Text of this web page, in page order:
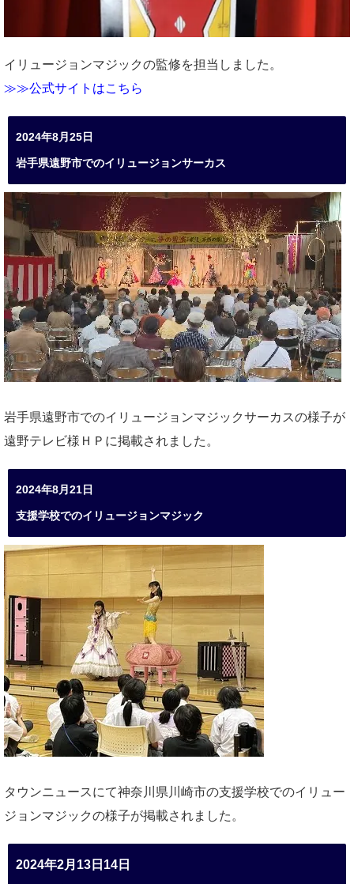
イリュージョンマジックの監修を担当しました。
≫≫公式サイトはこちら
2024年8月25日
岩手県遠野市でのイリュージョンサーカス
岩手県遠野市でのイリュージョンマジックサーカスの様子が
遠野テレビ様ＨＰに掲載されました。
2024年8月21日
支援学校でのイリュージョンマジック
タウンニュースにて神奈川県川崎市の支援学校でのイリュー
ジョンマジックの様子が掲載されました。
2024年2月13日14日